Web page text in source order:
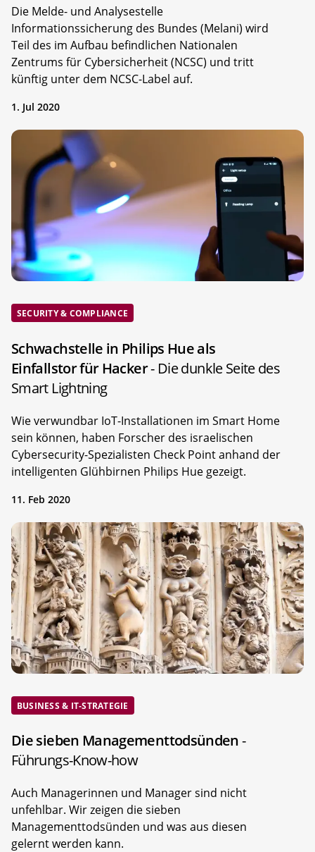
Die Melde- und Analysestelle
Informationssicherung des Bundes (Melani) wird
Teil des im Aufbau befindlichen Nationalen
Zentrums für Cybersicherheit (NCSC) und tritt
künftig unter dem NCSC-Label auf.
1. Jul 2020
SECURITY & COMPLIANCE
Schwachstelle in Philips Hue als
Einfallstor für Hacker- Die dunkle Seite des
Smart Lightning
Wie verwundbar IoT-Installationen im Smart Home
sein können, haben Forscher des israelischen
Cybersecurity-Spezialisten Check Point anhand der
intelligenten Glühbirnen Philips Hue gezeigt.
11. Feb 2020
BUSINESS & IT-STRATEGIE
Die sieben Managementtodsünden-
Führungs-Know-how
Auch Managerinnen und Manager sind nicht
unfehlbar. Wir zeigen die sieben
Managementtodsünden und was aus diesen
gelernt werden kann.